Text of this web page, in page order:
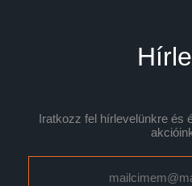
Iratkozz fel hírlevelünkre és